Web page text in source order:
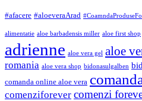
#afacere #aloeveraArad
alimentatie aloe barbadensis miller aloe first shop
adrienne aloe vera gel aloe
romania aloe vera shop bidonasulgalben
comanda online aloe vera
comenziforever comenzi